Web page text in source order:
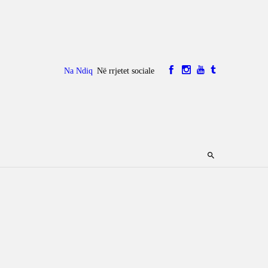
Na Ndiq Në rrjetet sociale